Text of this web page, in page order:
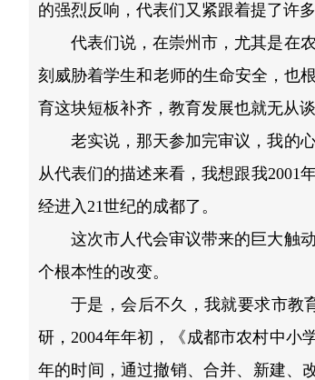
的强烈反响，代表们又紧跟着提了许
代表们说，在崇州市，尤其是在
刻威胁着学生和老师的生命安全，也
育这块短板补齐，教育发展也就无从
老实说，那天参加完审议，我的
从代表们的描述来看，我想跟我2001
经进入21世纪的成都了。
这次市人代会审议带来的巨大触
个根本性的改变。
于是，会后不久，我就要求市教
研，2004年年初，《成都市农村中小
年的时间，通过撤销、合并、新建、